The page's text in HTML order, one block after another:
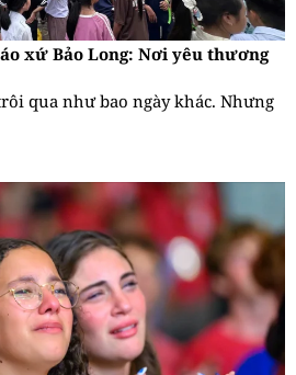
xứ Bảo Long: Nơi yêu thương
qua như bao ngày khác. Nhưng